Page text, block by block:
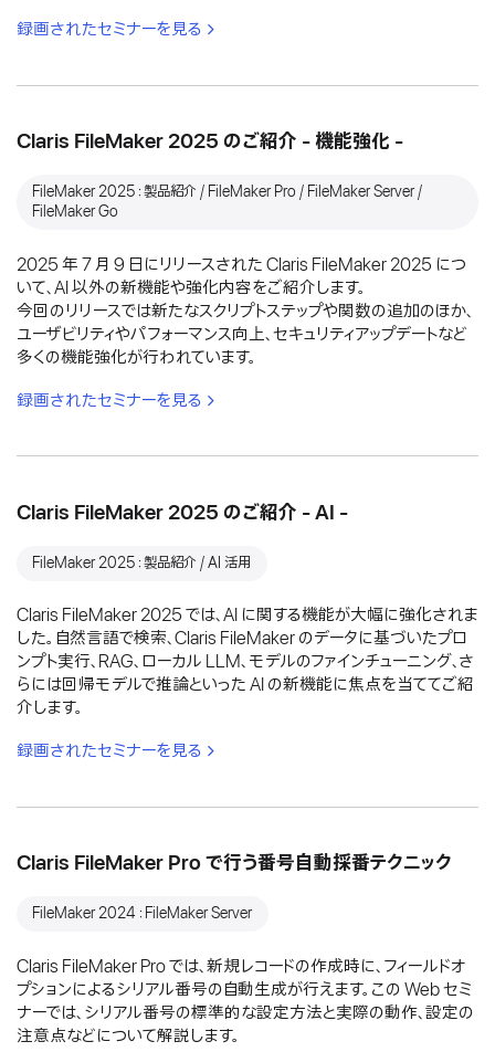
録画されたセミナーを見る
Claris FileMaker 2025 のご紹介 - 機能強化 -
FileMaker 2025：製品紹介 / FileMaker Pro / FileMaker Server /
FileMaker Go
2025 年 7 月 9 日にリリースされた Claris FileMaker 2025 につ
いて、AI 以外の新機能や強化内容をご紹介します。
今回のリリースでは新たなスクリプトステップや関数の追加のほか、
ユーザビリティやパフォーマンス向上、セキュリティアップデートなど
多くの機能強化が行われています。
録画されたセミナーを見る
Claris FileMaker 2025 のご紹介 - AI -
FileMaker 2025：製品紹介 / AI 活用
Claris FileMaker 2025 では、AI に関する機能が大幅に強化されま
した。自然言語で検索、Claris FileMaker のデータに基づいたプロ
ンプト実行、RAG、ローカル LLM、モデルのファインチューニング、さ
らには回帰モデルで推論といった AI の新機能に焦点を当ててご紹
介します。
録画されたセミナーを見る
Claris FileMaker Pro で行う番号自動採番テクニック
FileMaker 2024：FileMaker Server
Claris FileMaker Pro では、新規レコードの作成時に、フィールドオ
プションによるシリアル番号の自動生成が行えます。この Web セミ
ナーでは、シリアル番号の標準的な設定方法と実際の動作、設定の
注意点などについて解説します。